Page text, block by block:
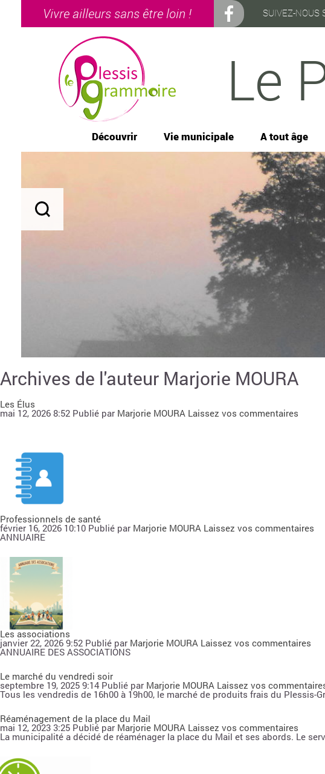
Vivre ailleurs sans être loin ! SUIVEZ-NOUS
Le
Découvrir Vie municipale A tout âge
Archives de l'auteur Marjorie MOURA
Les Élus
mai 12, 2026 8:52 Publié par Marjorie MOURA Laissez vos commentaires
Professionnels de santé
février 16, 2026 10:10 Publié par Marjorie MOURA Laissez vos commentaires
ANNUAIRE
Les associations
janvier 22, 2026 9:52 Publié par Marjorie MOURA Laissez vos commentaires
ANNUAIRE DES ASSOCIATIONS
Le marché du vendredi soir
septembre 19, 2025 9:14 Publié par Marjorie MOURA Laissez vos
Tous les vendredis de 16h00 à 19h00, le marché de produits frais du Plessis-
Réaménagement de la place du Mail
mai 12, 2023 3:25 Publié par Marjorie MOURA Laissez vos commentaires
La municipalité a décidé de réaménager la place du Mail et ses abords. Le